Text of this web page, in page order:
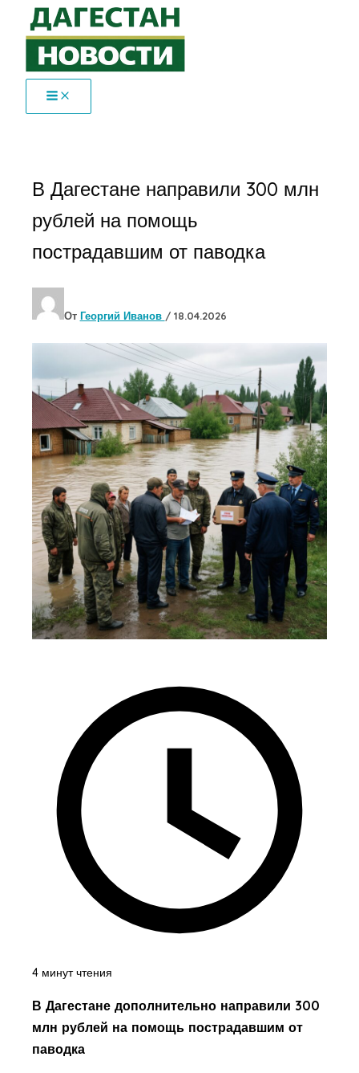
Перейти
содержимому
В Дагестане направили 300 млн
рублей на помощь
пострадавшим от паводка
От Георгий Иванов / 18.04.2026
4 минут чтения
В Дагестане дополнительно направили 300
млн рублей на помощь пострадавшим от
паводка